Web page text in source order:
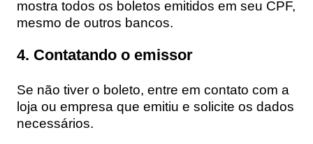
mostra todos os boletos emitidos em seu CPF,
mesmo de outros bancos.
4. Contatando o emissor
Se não tiver o boleto, entre em contato com a
loja ou empresa que emitiu e solicite os dados
necessários.